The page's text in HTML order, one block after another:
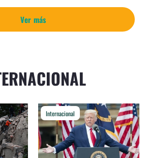
Ver más
Internacional